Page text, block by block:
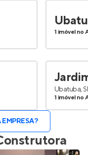
1 imóvel no
Ubatuba,
1 imóvel no
EMPRESA?